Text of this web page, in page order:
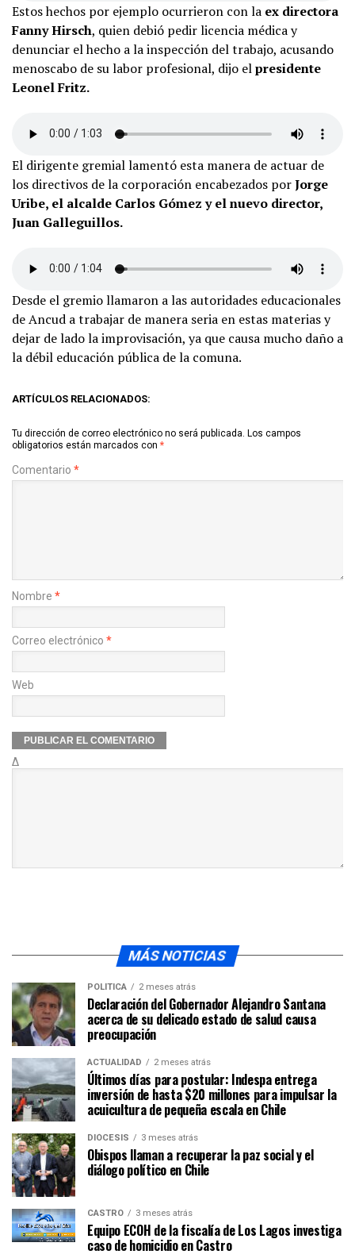
Estos hechos por ejemplo ocurrieron con la ex directora
Fanny Hirsch, quien debió pedir licencia médica y
denunciar el hecho a la inspección del trabajo, acusando
menoscabo de su labor profesional, dijo elpresidente
Leonel Fritz.
El dirigente gremial lamentó esta manera de actuar de
los directivos de la corporación encabezados porJorge
Uribe, el alcalde Carlos Gómez y el nuevo director,
Juan Galleguillos.
Desde el gremio llamaron a las autoridades educacionales
de Ancud a trabajar de manera seria en estas materias y
dejar de lado la improvisación, ya que causa mucho daño a
la débil educación pública de la comuna.
ARTÍCULOS RELACIONADOS:
Tu dirección de correo electrónico no será publicada. Los campos
obligatorios están marcados con *
Comentario *
Nombre *
Correo electrónico *
Web
Δ
MÁS NOTICIAS
POLÍTICA 2 meses atrás
Declaración del Gobernador Alejandro Santana
acerca de su delicado estado de salud causa
preocupación
ACTUALIDAD 2 meses atrás
Últimos días para postular: Indespa entrega
inversión de hasta $20 millones para impulsar la
acuicultura de pequeña escala en Chile
DIÓCESIS 3 meses atrás
Obispos llaman a recuperar la paz social y el
diálogo político en Chile
CASTRO 3 meses atrás
Equipo ECOH de la fiscalía de Los Lagos investiga
caso de homicidio en Castro